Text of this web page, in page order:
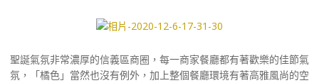
聖誕氣氛非常濃厚的信義區商圈，每一商家餐廳都有著歡樂的佳節氣
氛，「橘色」當然也沒有例外，加上整個餐廳環境有著高雅風尚的空